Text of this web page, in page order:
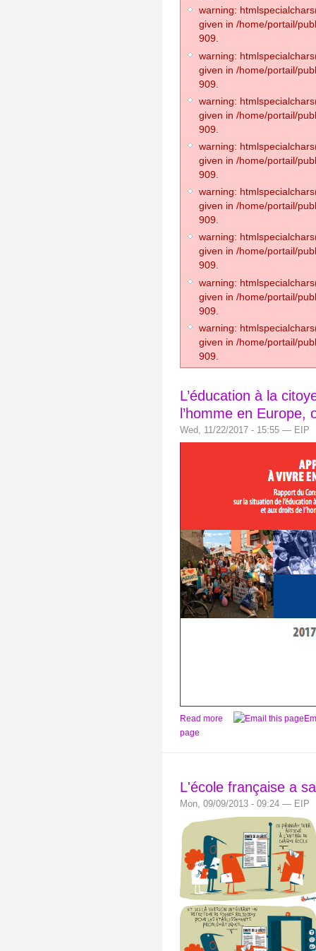
warning:
given in /home/portail/
909.
warning:
given in /home/portail/
909.
warning:
given in /home/portail/
909.
warning:
given in /home/portail/
909.
warning:
given in /home/portail/
909.
warning:
given in /home/portail/
909.
warning:
given in /home/portail/
909.
warning:
given in /home/portail/
909.
L’éducation à la
l’homme en
Wed, 11/22/2017 - 15:55 — EIP
Read more
page
L'école française a
Mon, 09/09/2013 - 09:24 — EIP